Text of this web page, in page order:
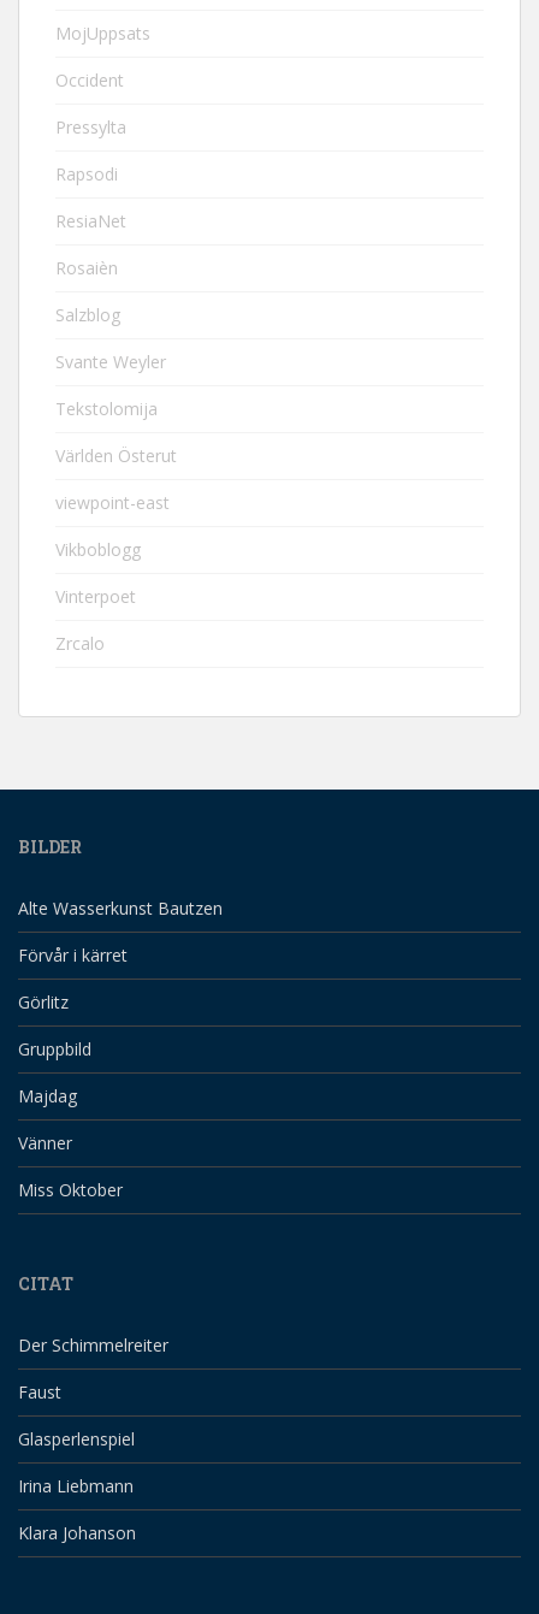
MojUppsats
Occident
Pressylta
Rapsodi
ResiaNet
Rosaièn
Salzblog
Svante Weyler
Tekstolomija
Världen Österut
viewpoint-east
Vikboblogg
Vinterpoet
Zrcalo
BILDER
Alte Wasserkunst Bautzen
Förvår i kärret
Görlitz
Gruppbild
Majdag
Vänner
Miss Oktober
CITAT
Der Schimmelreiter
Faust
Glasperlenspiel
Irina Liebmann
Klara Johanson